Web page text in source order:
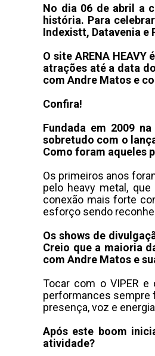
No dia 06 de abril a
história. Para
Indexistt, Datavenia e
O site ARENA
atrações até a data
com Andre Matos e
Confira!
Fundada em 2009
sobretudo com o
Como foram aqueles
Os primeiros anos
pelo heavy metal,
conexão mais forte
esforço sendo
Os shows de
Creio que a maioria
com Andre Matos e
Tocar com o VIPER
performances sempre
presença, voz e
Após este boom
atividade?